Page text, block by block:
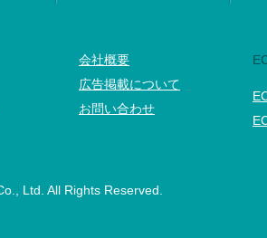
会社概要
広告掲載について
お問い合わせ
Ltd. All Rights Reserved.